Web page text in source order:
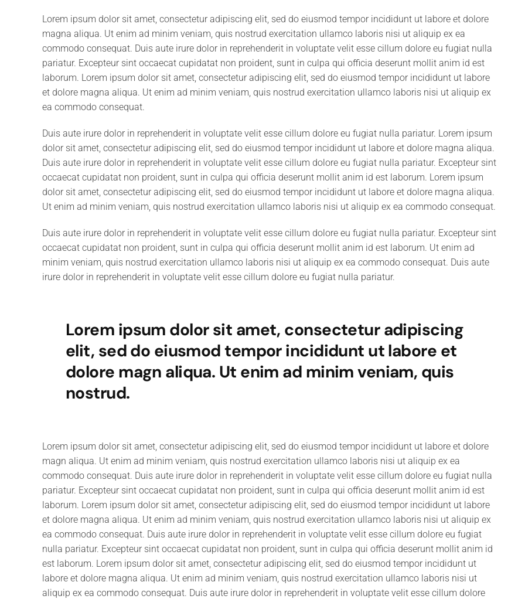
Lorem ipsum dolor sit amet, consectetur adipiscing elit, sed do eiusmod tempor incididunt ut labore et dolore
magna aliqua. Ut enim ad minim veniam, quis nostrud exercitation ullamco laboris nisi ut aliquip ex ea
commodo consequat. Duis aute irure dolor in reprehenderit in voluptate velit esse cillum dolore eu fugiat nulla
pariatur. Excepteur sint occaecat cupidatat non proident, sunt in culpa qui officia deserunt mollit anim id est
laborum. Lorem ipsum dolor sit amet, consectetur adipiscing elit, sed do eiusmod tempor incididunt ut labore
et dolore magna aliqua. Ut enim ad minim veniam, quis nostrud exercitation ullamco laboris nisi ut aliquip ex
ea commodo consequat.
Duis aute irure dolor in reprehenderit in voluptate velit esse cillum dolore eu fugiat nulla pariatur. Lorem ipsum
dolor sit amet, consectetur adipiscing elit, sed do eiusmod tempor incididunt ut labore et dolore magna aliqua.
Duis aute irure dolor in reprehenderit in voluptate velit esse cillum dolore eu fugiat nulla pariatur. Excepteur sint
occaecat cupidatat non proident, sunt in culpa qui officia deserunt mollit anim id est laborum. Lorem ipsum
dolor sit amet, consectetur adipiscing elit, sed do eiusmod tempor incididunt ut labore et dolore magna aliqua.
Ut enim ad minim veniam, quis nostrud exercitation ullamco laboris nisi ut aliquip ex ea commodo consequat.
Duis aute irure dolor in reprehenderit in voluptate velit esse cillum dolore eu fugiat nulla pariatur. Excepteur sint
occaecat cupidatat non proident, sunt in culpa qui officia deserunt mollit anim id est laborum. Ut enim ad
minim veniam, quis nostrud exercitation ullamco laboris nisi ut aliquip ex ea commodo consequat. Duis aute
irure dolor in reprehenderit in voluptate velit esse cillum dolore eu fugiat nulla pariatur.
Lorem ipsum dolor sit amet, consectetur adipiscing
elit, sed do eiusmod tempor incididunt ut labore et
dolore magn aliqua. Ut enim ad minim veniam, quis
nostrud.
Lorem ipsum dolor sit amet, consectetur adipiscing elit, sed do eiusmod tempor incididunt ut labore et dolore
magn aliqua. Ut enim ad minim veniam, quis nostrud exercitation ullamco laboris nisi ut aliquip ex ea
commodo consequat. Duis aute irure dolor in reprehenderit in voluptate velit esse cillum dolore eu fugiat nulla
pariatur. Excepteur sint occaecat cupidatat non proident, sunt in culpa qui officia deserunt mollit anim id est
laborum. Lorem ipsum dolor sit amet, consectetur adipiscing elit, sed do eiusmod tempor incididunt ut labore
et dolore magna aliqua. Ut enim ad minim veniam, quis nostrud exercitation ullamco laboris nisi ut aliquip ex
ea commodo consequat. Duis aute irure dolor in reprehenderit in voluptate velit esse cillum dolore eu fugiat
nulla pariatur. Excepteur sint occaecat cupidatat non proident, sunt in culpa qui officia deserunt mollit anim id
est laborum. Lorem ipsum dolor sit amet, consectetur adipiscing elit, sed do eiusmod tempor incididunt ut
labore et dolore magna aliqua. Ut enim ad minim veniam, quis nostrud exercitation ullamco laboris nisi ut
aliquip ex ea commodo consequat. Duis aute irure dolor in reprehenderit in voluptate velit esse cillum dolore